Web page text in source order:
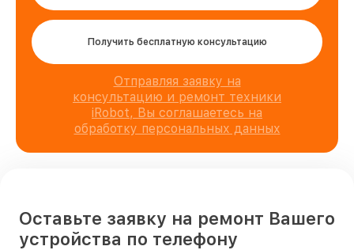
Получить бесплатную консультацию
Отправляя заявку на
консультацию и ремонт техники
iRobot, Вы соглашаетесь на
обработку персональных данных
Оставьте заявку на ремонт Вашего
устройства по телефону